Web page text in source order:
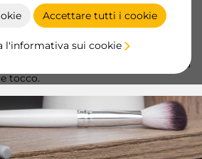
Accettare tutti i cookie
l'informativa sui cookie
offrono una soluzione moderna
garantendo un'apertura e chiusura
tocco.